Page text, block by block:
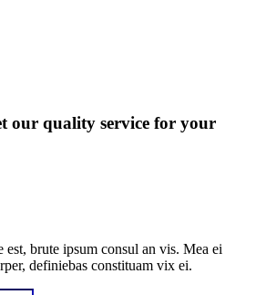
our quality service for your
est, brute ipsum consul an vis. Mea ei
definiebas constituam vix ei.